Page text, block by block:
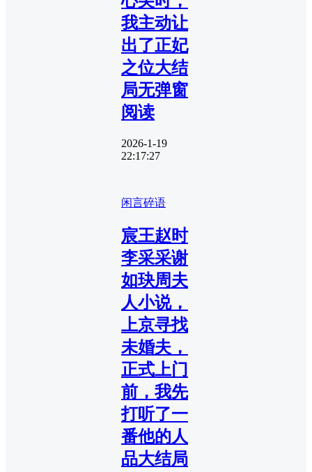
我主动让
出了正妃
之位大结
局无弹窗
阅读
2026-1-19
22:17:27
闲言碎语
宸王赵时
李采采谢
如玦周夫
人小说，
上京寻找
未婚夫，
正式上门
前，我先
打听了一
番他的人
品大结局